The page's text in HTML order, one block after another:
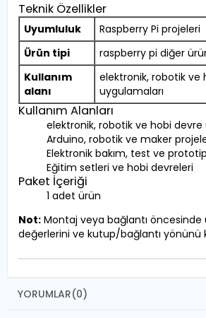
Teknik Özellikler
Uyumluluk
Raspberry Pi projeleri
Ürün tipi
raspberry pi diğer
Kullanım
alanı
elektronik, robotik ve
uygulamaları
Kullanım Alanları
elektronik, robotik ve hobi devre
Arduino, robotik ve maker
Elektronik bakım, test ve
Eğitim setleri ve hobi devreleri
Paket İçeriği
1 adet ürün
Not: Montaj veya bağlantı
değerlerini ve kutup/bağlantı yönünü
YORUMLAR(0)